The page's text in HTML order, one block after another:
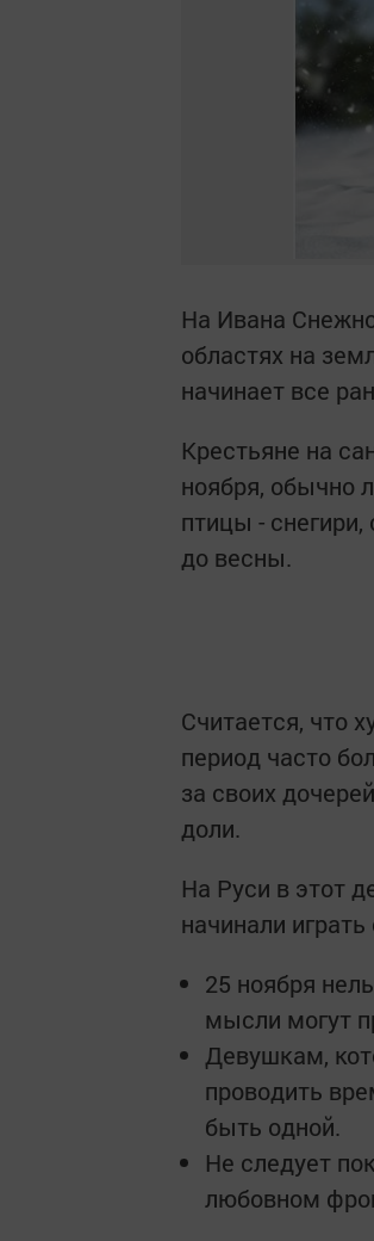
На Ивана
областях на
начинает все
Крестьяне на
ноября, обычно
птицы -
до весны.
Считается, что
период часто
за своих
доли.
На Руси в этот
начинали
25 ноября
мысли могут
Девушкам,
проводить
быть одной.
Не следует
любовном